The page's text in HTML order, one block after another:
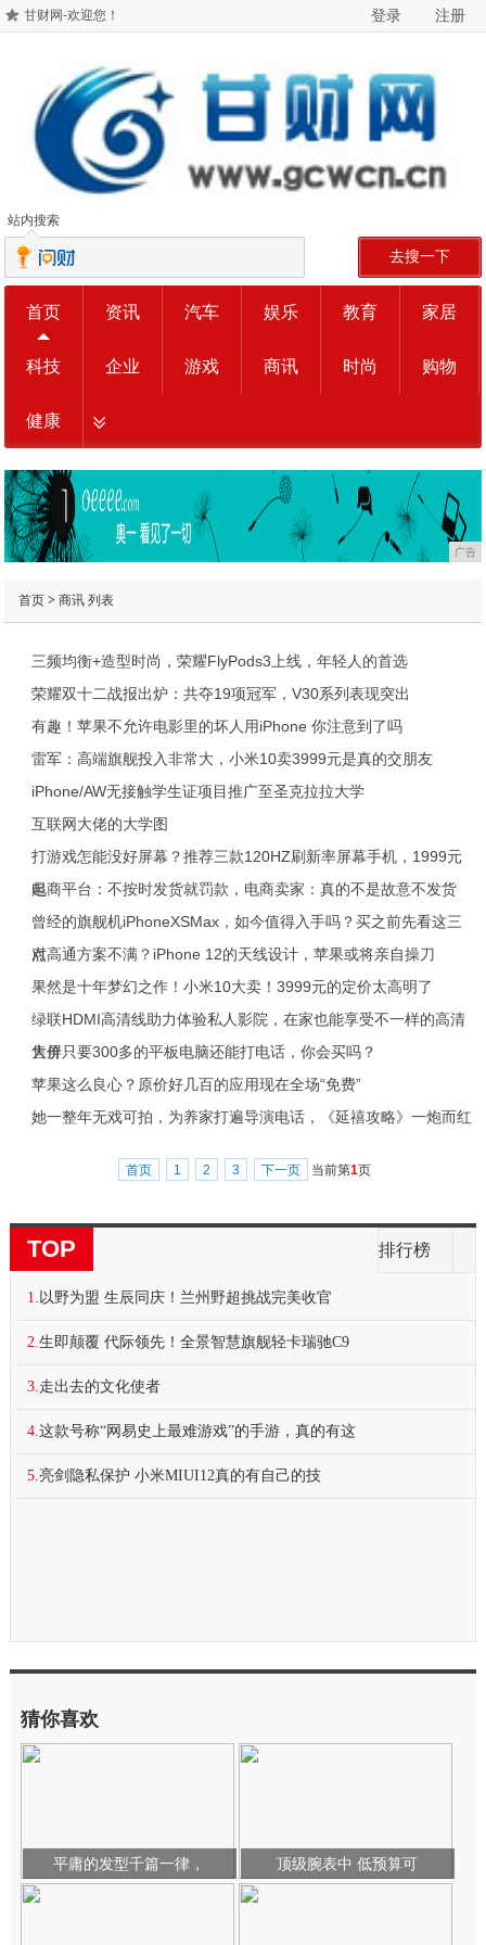
甘财网-欢迎您！ 登录 注册
站内搜索
去搜一下
首页 资讯 汽车 娱乐 教育 家居
科技 企业 游戏 商讯 时尚 购物
健康
广告
首页> 商讯列表
三频均衡+造型时尚，荣耀FlyPods3上线，年轻人的首选
荣耀双十二战报出炉：共夺19项冠军，V30系列表现突出
有趣！苹果不允许电影里的坏人用iPhone 你注意到了吗
雷军：高端旗舰投入非常大，小米10卖3999元是真的交朋友
iPhone/AW无接触学生证项目推广至圣克拉拉大学
互联网大佬的大学图
打游戏怎能没好屏幕？推荐三款120HZ刷新率屏幕手机，1999元
起
电商平台：不按时发货就罚款，电商卖家：真的不是故意不发货
曾经的旗舰机iPhoneXSMax，如今值得入手吗？买之前先看这三
点
对高通方案不满？iPhone 12的天线设计，苹果或将亲自操刀
果然是十年梦幻之作！小米10大卖！3999元的定价太高明了
绿联HDMI高清线助力体验私人影院，在家也能享受不一样的高清
大屏
售价只要300多的平板电脑还能打电话，你会买吗？
苹果这么良心？原价好几百的应用现在全场“免费”
她一整年无戏可拍，为养家打遍导演电话，《延禧攻略》一炮而红
首页 1 2 3 下一页 当前第1页
TOP 排行榜
1. 以野为盟 生辰同庆！兰州野超挑战完美收官
2. 生即颠覆 代际领先！全景智慧旗舰轻卡瑞驰C9
3. 走出去的文化使者
4. 这款号称“网易史上最难游戏”的手游，真的有这
5. 亮剑隐私保护 小米MIUI12真的有自己的技
猜你喜欢
平庸的发型千篇一律， 顶级腕表中 低预算可